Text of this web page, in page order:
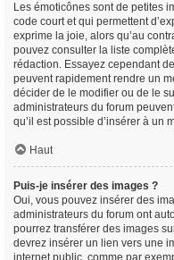
Les émoticônes sont de petites
code court et qui permettent
exprime la joie, alors qu’au
pouvez consulter la liste
rédaction. Essayez cependant
peuvent rapidement rendre un
décider de le modifier ou de le
administrateurs du forum
qu’il est possible d’insérer à un
Haut
Puis-je insérer des images ?
Oui, vous pouvez insérer des
administrateurs du forum ont
pourrez transférer des images
devrez insérer un lien vers une
internet public, comme par